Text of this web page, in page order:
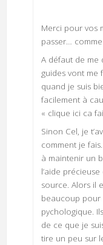
Merci pour vos
passer…
A défaut de me
guides vont me
quand je suis
facilement à
« clique ici ca
Sinon Cel, je
comment je
à maintenir un
l’aide
source. Alors il
beaucoup pour
pychologique.
de ce que je
tire un peu sur